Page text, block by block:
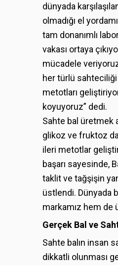
dünyada
olmadığı el
tam donanımlı
vakası ortaya
mücadele
her türlü sahteciliği
metotları
koyuyoruz” dedi.
Sahte bal üretmek
glikoz ve fruktoz
ileri metotlar
başarı sayesinde,
taklit ve tağşişin
üstlendi. Dünyada
markamız hem de
Gerçek Bal ve
Sahte balın insan
dikkatli olunması